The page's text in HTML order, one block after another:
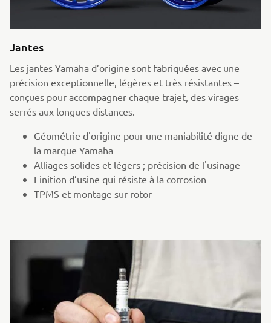
Jantes
Les jantes Yamaha d’origine sont fabriquées avec une
précision exceptionnelle, légères et très résistantes –
conçues pour accompagner chaque trajet, des virages
serrés aux longues distances.
Géométrie d'origine pour une maniabilité digne de
la marque Yamaha
Alliages solides et légers ; précision de l'usinage
Finition d’usine qui résiste à la corrosion
TPMS et montage sur rotor